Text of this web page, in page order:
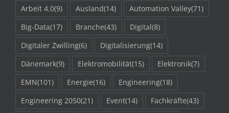
Arbeit 4.0(9) Ausland(14) Automation Valley(71)
Big-Data(17) Branche(43) Digital(8)
Digitaler Zwilling(6) Digitalisierung(14)
Dänemark(9) Elektromobilität(15) Elektronik(7)
EMN(101) Energie(16) Engineering(18)
Engineering 2050(21) Event(14) Fachkräfte(43)